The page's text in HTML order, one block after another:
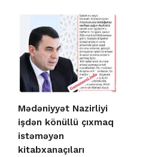
Mədəniyyət Nazirliyi
işdən könüllü çıxmaq
istəməyən
kitabxanaçıları